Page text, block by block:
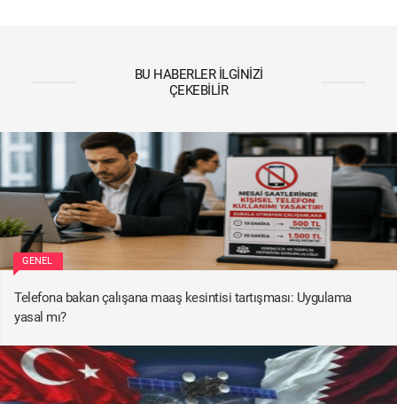
BU HABERLER İLGINIZI
ÇEKEBILIR
GENEL
Telefona bakan çalışana maaş kesintisi tartışması: Uygulama
yasal mı?